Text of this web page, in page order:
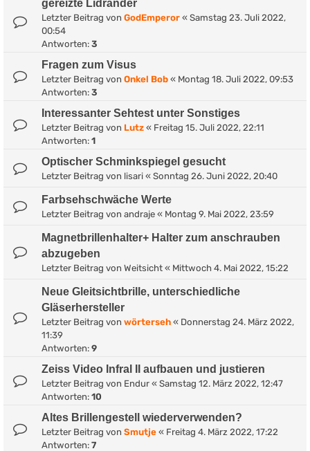
gereizte Lidränder
Letzter Beitrag von GodEmperor « Samstag 23. Juli 2022,
00:54
Antworten: 3
Fragen zum Visus
Letzter Beitrag von Onkel Bob « Montag 18. Juli 2022, 09:53
Antworten: 3
Interessanter Sehtest unter Sonstiges
Letzter Beitrag von Lutz « Freitag 15. Juli 2022, 22:11
Antworten: 1
Optischer Schminkspiegel gesucht
Letzter Beitrag von lisari « Sonntag 26. Juni 2022, 20:40
Farbsehschwäche Werte
Letzter Beitrag von andraje « Montag 9. Mai 2022, 23:59
Magnetbrillenhalter+ Halter zum anschrauben
abzugeben
Letzter Beitrag von Weitsicht « Mittwoch 4. Mai 2022, 15:22
Neue Gleitsichtbrille, unterschiedliche
Gläserhersteller
Letzter Beitrag von wörterseh « Donnerstag 24. März 2022,
11:39
Antworten: 9
Zeiss Video Infral II aufbauen und justieren
Letzter Beitrag von Endur « Samstag 12. März 2022, 12:47
Antworten: 10
Altes Brillengestell wiederverwenden?
Letzter Beitrag von Smutje « Freitag 4. März 2022, 17:22
Antworten: 7